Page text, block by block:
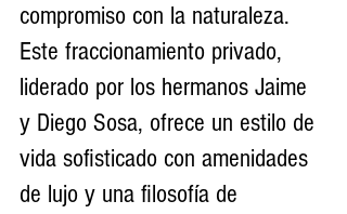
compromiso con la naturaleza.
Este fraccionamiento privado,
liderado por los hermanos Jaime
y Diego Sosa, ofrece un estilo de
vida sofisticado con amenidades
de lujo y una filosofía de